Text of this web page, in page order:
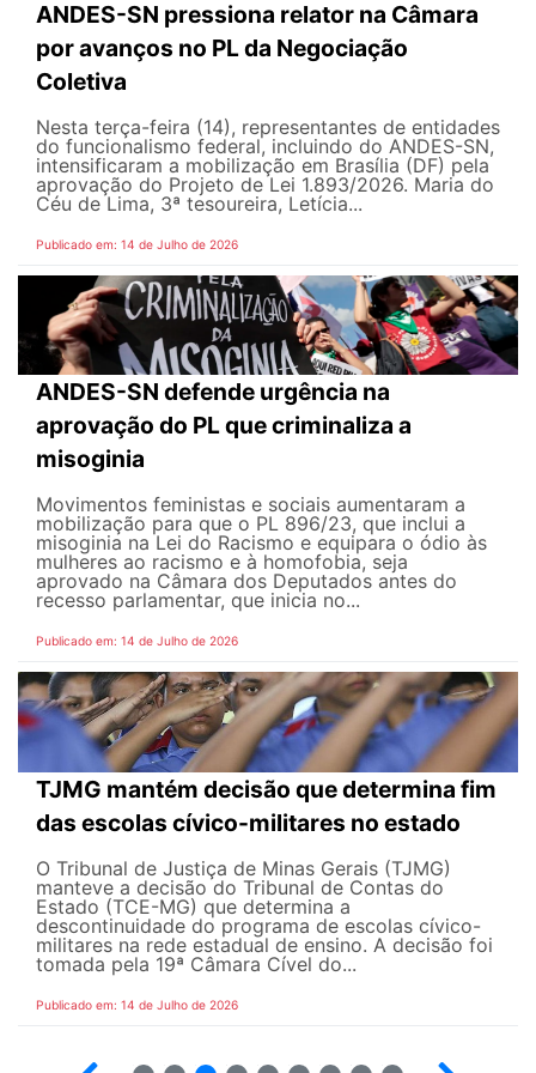
ANDES-SN pressiona relator na Câmara
por avanços no PL da Negociação
Coletiva
Nesta terça-feira (14), representantes de entidades
do funcionalismo federal, incluindo do ANDES-SN,
intensificaram a mobilização em Brasília (DF) pela
aprovação do Projeto de Lei 1.893/2026. Maria do
Céu de Lima, 3ª tesoureira, Letícia...
Publicado em: 14 de Julho de 2026
ANDES-SN defende urgência na
aprovação do PL que criminaliza a
misoginia
Movimentos feministas e sociais aumentaram a
mobilização para que o PL 896/23, que inclui a
misoginia na Lei do Racismo e equipara o ódio às
mulheres ao racismo e à homofobia, seja
aprovado na Câmara dos Deputados antes do
recesso parlamentar, que inicia no...
Publicado em: 14 de Julho de 2026
TJMG mantém decisão que determina fim
das escolas cívico-militares no estado
O Tribunal de Justiça de Minas Gerais (TJMG)
manteve a decisão do Tribunal de Contas do
Estado (TCE-MG) que determina a
descontinuidade do programa de escolas cívico-
militares na rede estadual de ensino. A decisão foi
tomada pela 19ª Câmara Cível do...
Publicado em: 14 de Julho de 2026